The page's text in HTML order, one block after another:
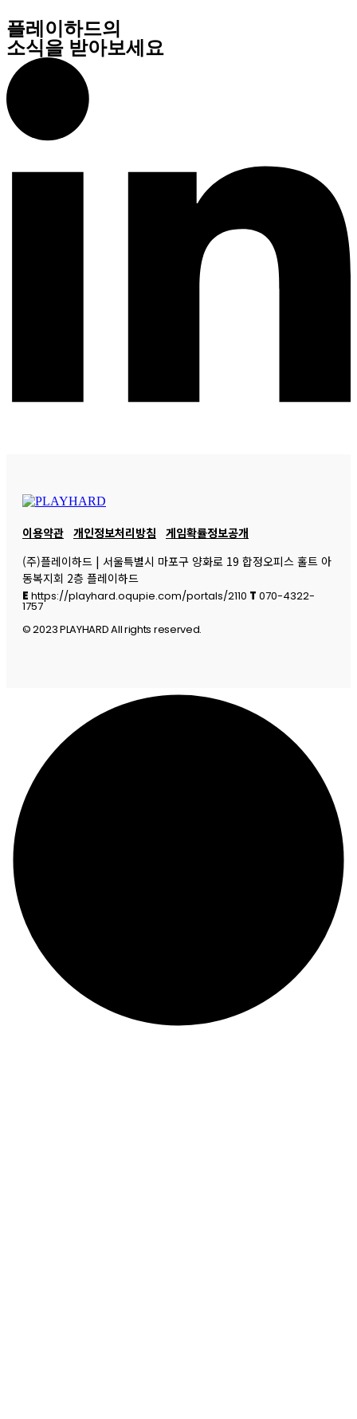
플레이하드의
소식을 받아보세요
이용약관 개인정보처리방침
게임확률정보공개
(주)플레이하드 | 서울특별시 마포구 양화로 19 합정오피스 홀트 아
동복지회 2층 플레이하드
E https://playhard.oqupie.com/portals/2110 T 070-4322-
1757
© 2023 PLAYHARD All rights reserved.